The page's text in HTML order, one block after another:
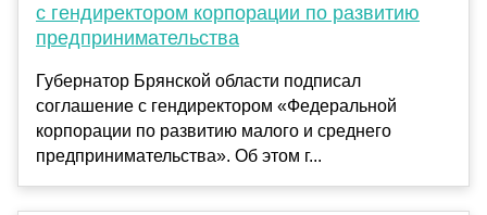
с гендиректором корпорации по развитию
предпринимательства
Губернатор Брянской области подписал
соглашение с гендиректором «Федеральной
корпорации по развитию малого и среднего
предпринимательства». Об этом г...